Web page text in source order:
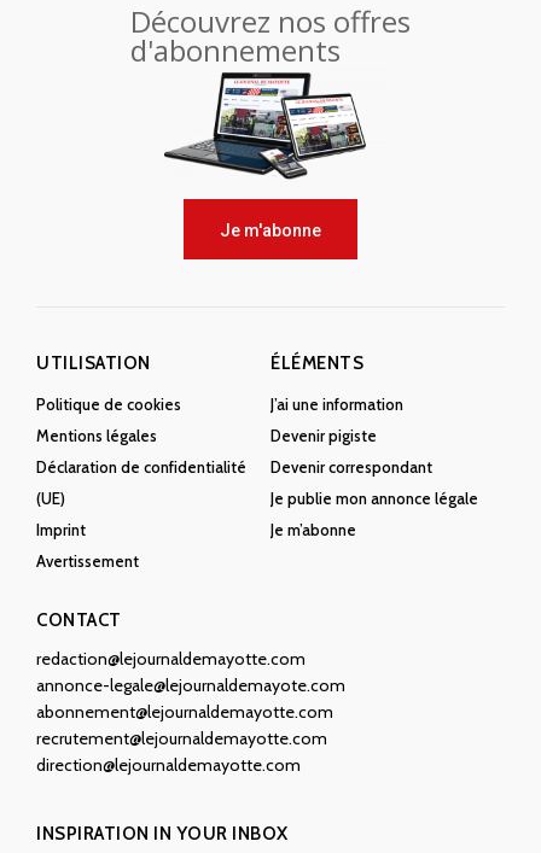
Découvrez nos offres
d'abonnements
Je m'abonne
UTILISATION
Politique de cookies
Mentions légales
Déclaration de confidentialité
(UE)
Imprint
Avertissement
ÉLÉMENTS
J’ai une information
Devenir pigiste
Devenir correspondant
Je publie mon annonce légale
Je m’abonne
CONTACT
redaction@lejournaldemayotte.com
annonce-legale@lejournaldemayote.com
abonnement@lejournaldemayotte.com
recrutement@lejournaldemayotte.com
direction@lejournaldemayotte.com
INSPIRATION IN YOUR INBOX